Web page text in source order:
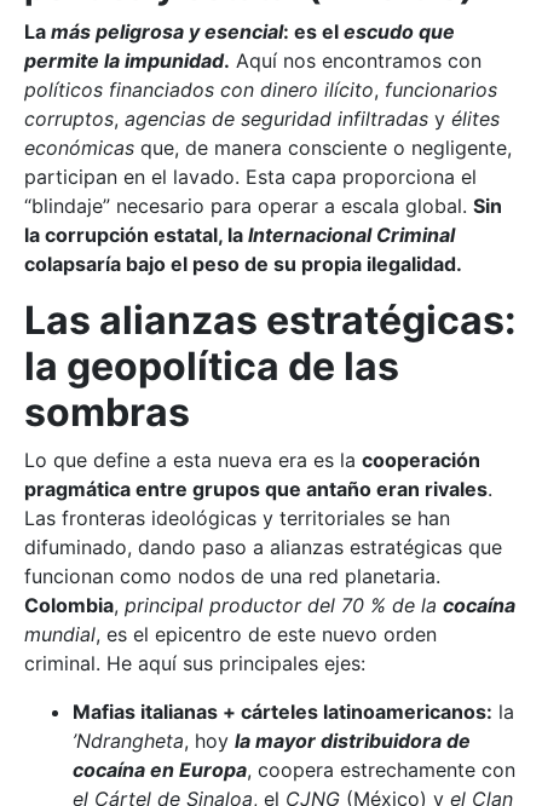
La más peligrosa y esencial: es el escudo que
permite la impunidad. Aquí nos encontramos con
políticos financiados con dinero ilícito, funcionarios
corruptos, agencias de seguridad infiltradas y élites
económicas que, de manera consciente o negligente,
participan en el lavado. Esta capa proporciona el
“blindaje” necesario para operar a escala global. Sin
la corrupción estatal, la Internacional Criminal
colapsaría bajo el peso de su propia ilegalidad.
Las alianzas estratégicas:
la geopolítica de las
sombras
Lo que define a esta nueva era es la cooperación
pragmática entre grupos que antaño eran rivales.
Las fronteras ideológicas y territoriales se han
difuminado, dando paso a alianzas estratégicas que
funcionan como nodos de una red planetaria.
Colombia, principal productor del 70 % de la cocaína
mundial, es el epicentro de este nuevo orden
criminal. He aquí sus principales ejes:
Mafias italianas + cárteles latinoamericanos: la
’Ndrangheta, hoy la mayor distribuidora de
cocaína en Europa, coopera estrechamente con
el Cártel de Sinaloa, el CJNG (México) y el Clan